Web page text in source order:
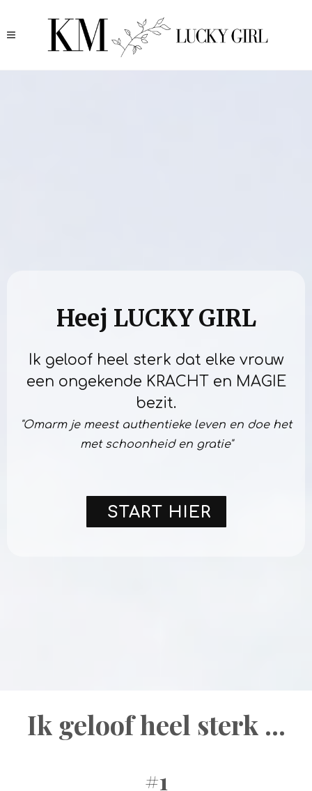
Heej LUCKY GIRL
Ik geloof heel sterk dat elke vrouw
een ongekende KRACHT en MAGIE
bezit.
"Omarm je meest authentieke leven en doe het
met schoonheid en gratie"
START HIER
Ik geloof heel sterk ...
#1